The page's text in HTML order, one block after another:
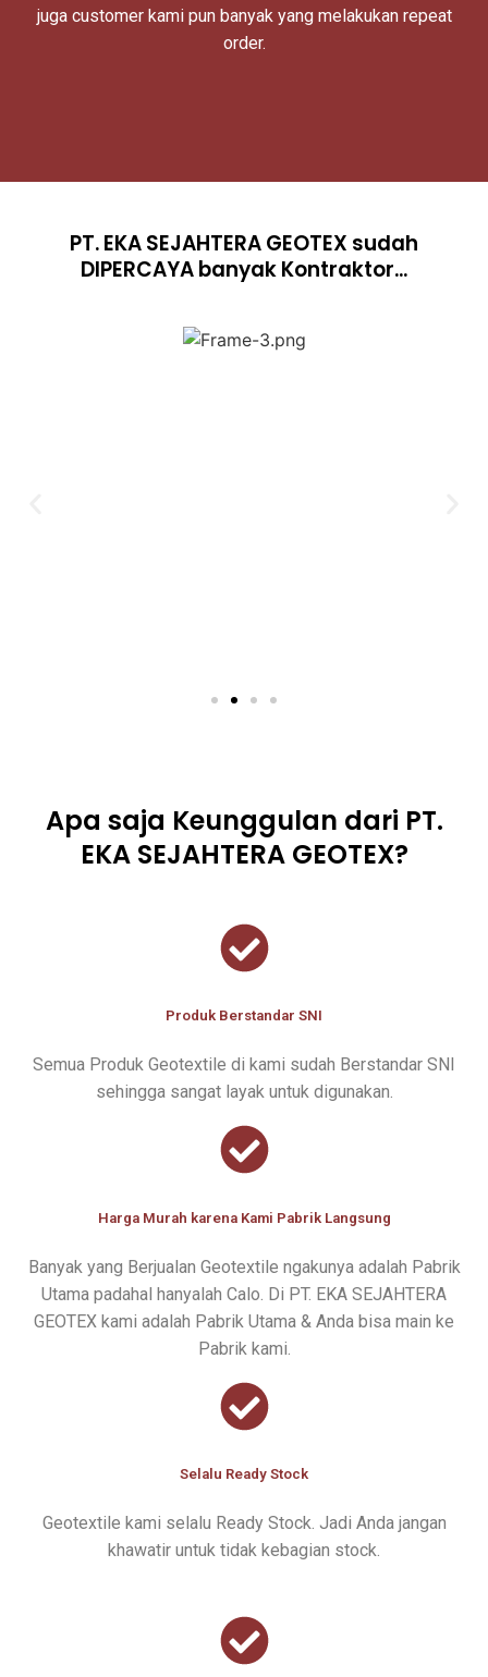
juga customer kami pun banyak yang melakukan repeat
order.
PT. EKA SEJAHTERA GEOTEX sudah
DIPERCAYA banyak Kontraktor...
Apa saja Keunggulan dari PT.
EKA SEJAHTERA GEOTEX?
Produk Berstandar SNI
Semua Produk Geotextile di kami sudah Berstandar SNI
sehingga sangat layak untuk digunakan.
Harga Murah karena Kami Pabrik Langsung
Banyak yang Berjualan Geotextile ngakunya adalah Pabrik
Utama padahal hanyalah Calo. Di PT. EKA SEJAHTERA
GEOTEX kami adalah Pabrik Utama & Anda bisa main ke
Pabrik kami.
Selalu Ready Stock
Geotextile kami selalu Ready Stock. Jadi Anda jangan
khawatir untuk tidak kebagian stock.